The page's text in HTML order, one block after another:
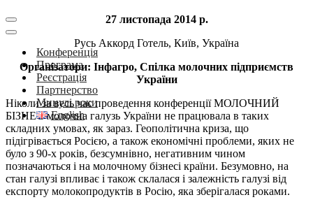
Меню
навігації
Меню
навігаціїКонференція
Програма
Реєстрація
Партнерство
Минулі роки
English
27 листопада 2014 р.
Русь Аккорд Готель, Київ, Україна
Організатори: Інфагро, Спілка молочних підприємств
України
Ніколи за весь час проведення конференції МОЛОЧНИЙ
БІЗНЕС молочна галузь України не працювала в таких
складних умовах, як зараз. Геополітична криза, що
підігрівається Росією, а також економічні проблеми, яких не
було з 90-х років, безсумнівно, негативним чином
позначаються і на молочному бізнесі країни. Безумовно, на
стан галузі впливає і також склалася і залежність галузі від
експорту молокопродуктів в Росію, яка зберігалася роками.